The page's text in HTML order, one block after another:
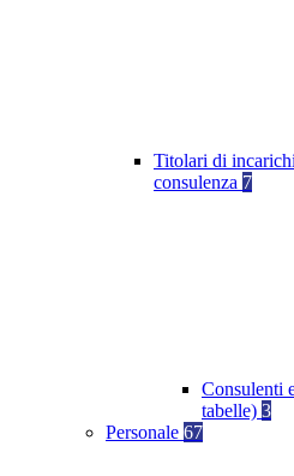
Titolari di
consulenza 7
Consulenti
tabelle) 3
Personale 67